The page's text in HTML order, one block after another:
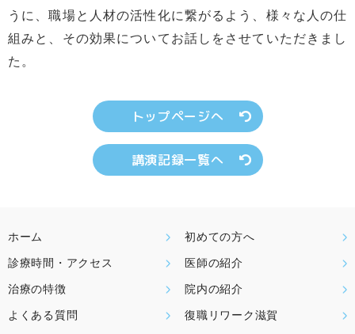
うに、職場と人材の活性化に繋がるよう、様々な人の仕
組みと、その効果についてお話しをさせていただきまし
た。
トップページへ
講演記録一覧へ
ホーム 初めての方へ
診療時間・アクセス 医師の紹介
治療の特徴 院内の紹介
よくある質問 復職リワーク滋賀